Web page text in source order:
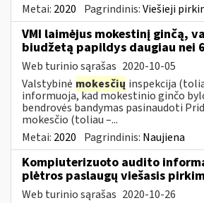
Metai: 2020 Pagrindinis:Viešieji
VMI laimėjus mokestinį ginčą,
biudžetą papildys daugiau nei
Web turinio sąrašas 2020-10-05
Valstybinė mokesčių inspekcija
informuoja, kad mokestinio ginčo
bendrovės bandymas pasinaudoti
mokesčio (toliau –...
Metai: 2020 Pagrindinis: Naujiena
Kompiuterizuoto audito
plėtros paslaugų viešasis
Web turinio sąrašas 2020-10-26